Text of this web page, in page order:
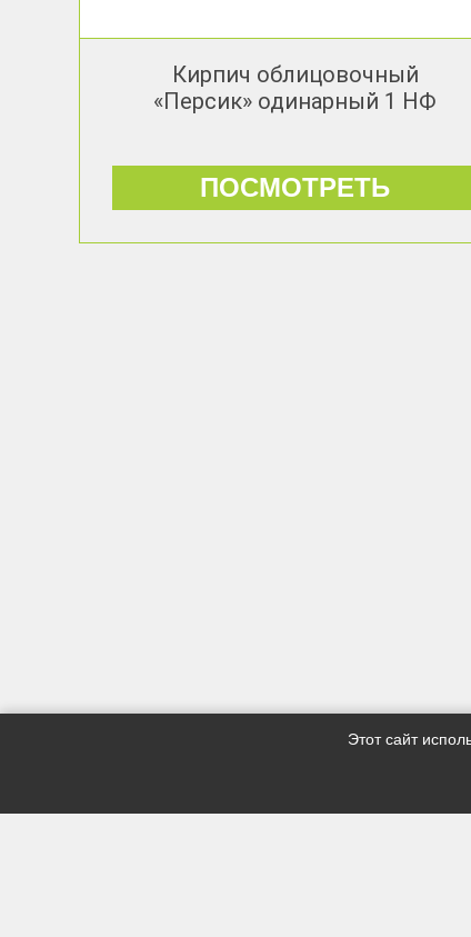
Кирпич облицовочный
«Персик» одинарный 1 НФ
ПОСМОТРЕТЬ
Этот сайт